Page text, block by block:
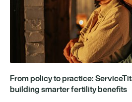
From policy to practice:
building smarter fertility benefits